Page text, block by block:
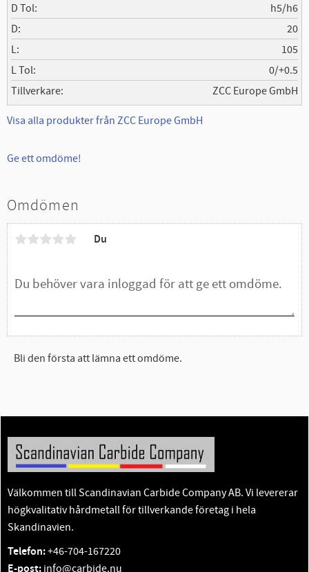
D Tol
h5/h6
D
20
L
105
L Tol
0/+0.5
Tillverkare
ZCC Europe GmbH
Visa alla produkter från ZCC Europe GmbH
Ge ett omdöme!
Omdömen
Du
Bli den första att lämna ett omdöme.
Välkommen till Scandinavian Carbide Company AB. Vi levererar
högkvalitativ hårdmetall för tillverkande företag i hela
Skandinavien.
Telefon:+46-704-167220
E-post: info@carbide.nu